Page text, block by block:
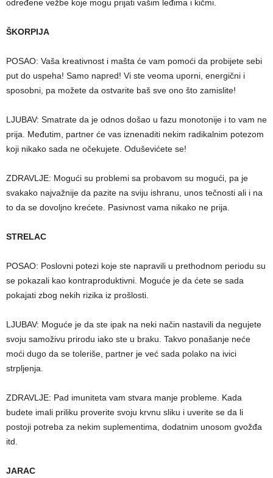
određene vežbe koje mogu prijati vašim leđima i kičmi.
ŠKORPIJA
POSAO: Vaša kreativnost i mašta će vam pomoći da probijete sebi
put do uspeha! Samo napred! Vi ste veoma uporni, energični i
sposobni, pa možete da ostvarite baš sve ono što zamislite!
LJUBAV: Smatrate da je odnos došao u fazu monotonije i to vam ne
prija. Međutim, partner će vas iznenaditi nekim radikalnim potezom
koji nikako sada ne očekujete. Oduševićete se!
ZDRAVLJE: Mogući su problemi sa probavom su mogući, pa je
svakako najvažnije da pazite na sviju ishranu, unos tečnosti ali i na
to da se dovoljno krećete. Pasivnost vama nikako ne prija.
STRELAC
POSAO: Poslovni potezi koje ste napravili u prethodnom periodu su
se pokazali kao kontraproduktivni. Moguće je da ćete se sada
pokajati zbog nekih rizika iz prošlosti.
LJUBAV: Moguće je da ste ipak na neki način nastavili da negujete
svoju samoživu prirodu iako ste u braku. Takvo ponašanje neće
moći dugo da se toleriše, partner je već sada polako na ivici
strpljenja.
ZDRAVLJE: Pad imuniteta vam stvara manje probleme. Kada
budete imali priliku proverite svoju krvnu sliku i uverite se da li
postoji potreba za nekim suplementima, dodatnim unosom gvožđa
itd.
JARAC